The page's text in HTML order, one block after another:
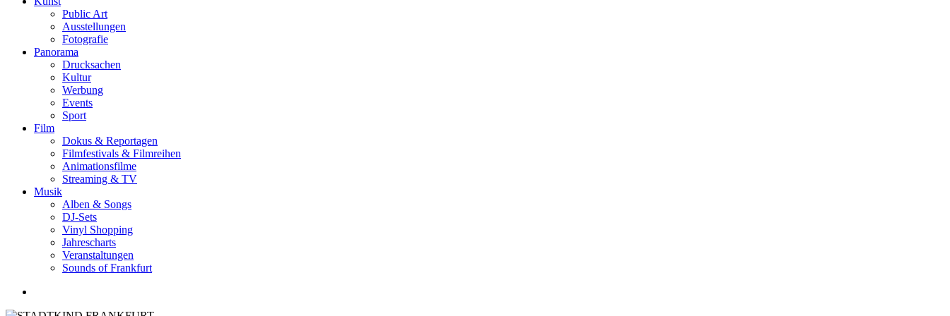
Public Art
Ausstellungen
Fotografie
Panorama
Drucksachen
Kultur
Werbung
Events
Sport
Film
Dokus & Reportagen
Filmfestivals & Filmreihen
Animationsfilme
Streaming & TV
Musik
Alben & Songs
DJ-Sets
Vinyl Shopping
Jahrescharts
Veranstaltungen
Sounds of Frankfurt